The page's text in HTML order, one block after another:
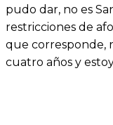
pudo dar, no es
restricciones de
que corresponde,
cuatro años y